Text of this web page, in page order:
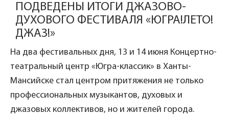
ПОДВЕДЕНЫ ИТОГИ ДЖАЗОВО-
ДУХОВОГО ФЕСТИВАЛЯ «ЮГРА!ЛЕТО!
ДЖАЗ!»
На два фестивальных дня, 13 и 14 июня Концертно-
театральный центр «Югра-классик» в Ханты-
Мансийске стал центром притяжения не только
профессиональных музыкантов, духовых и
джазовых коллективов, но и жителей города.